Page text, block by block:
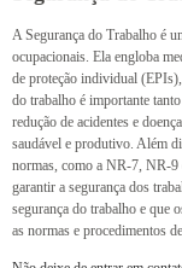
A Segurança do Trabalho é
ocupacionais. Ela engloba
de proteção individual
do trabalho é importante
redução de acidentes e
saudável e produtivo. Além
normas, como a NR-7, NR-9
garantir a segurança dos
segurança do trabalho e que
as normas e procedimentos